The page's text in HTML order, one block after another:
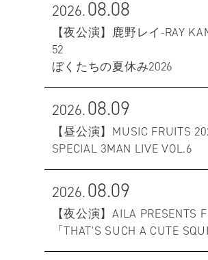
2026.08.08
【夜公演】鹿野レイ-RAY
52
ぼくたちの夏休み2026
2026.08.09
【昼公演】MUSIC FRUITS
SPECIAL 3MAN LIVE VOL.6
2026.08.09
【夜公演】AILA PRESENTS
「THAT'S SUCH A CUTE